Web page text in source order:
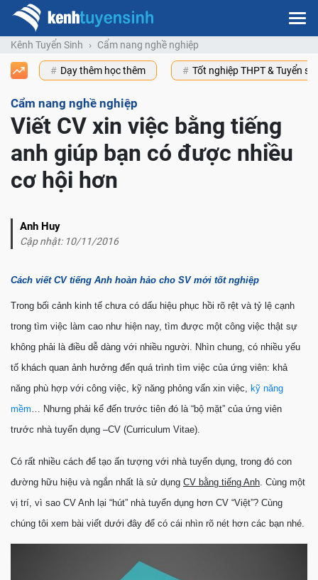
Kênh Tuyển Sinh Cẩm nang nghề nghiệp
Dạy thêm học thêm Tốt nghiệp THPT & Tuyển
Cẩm nang nghề nghiệp
Viết CV xin việc bằng tiếng
anh giúp bạn có được nhiều
cơ hội hơn
Anh Huy
Cập nhật: 10/11/2016
Cách viết CV tiếng Anh hoàn hảo cho SV mới tốt nghiệp
Trong bối cảnh kinh tế chưa có dấu hiệu phục hồi rõ rệt và tỷ lệ cạnh
trong tìm việc làm cao như hiện nay, tìm được một công việc thật sự
không phải là điều dễ dàng với nhiều người. Nhìn chung, có nhiều yếu
tố khách quan ảnh hưởng đến quá trình tìm việc của ứng viên: khả
năng phù hợp với công việc, kỹ năng phỏng vấn xin việc, kỹ năng
mềm… Nhưng phải kể đến trước tiên đó là “bộ mặt” của ứng viên
trước nhà tuyển dụng –CV (Curriculum Vitae).
Có rất nhiều cách để tạo ấn tượng với nhà tuyển dụng, trong đó con
đường hữu hiệu và ngắn nhất là sử dụng CV bằng tiếng Anh. Cùng một
vị trí, vì sao CV Anh lại “hút” nhà tuyển dụng hơn CV “Việt”? Cùng
chúng tôi xem bài viết dưới đây để có cái nhìn rõ nét hơn các bạn nhé.